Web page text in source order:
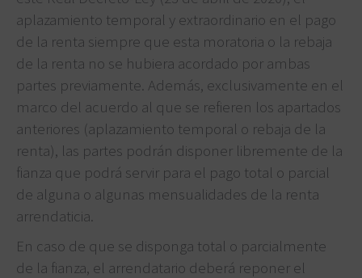
aplazamiento temporal y extraordinario en el pago
de la renta siempre que esta moratoria o la rebaja
de la renta no se hubiera acordado por ambas
partes previamente. Además, exclusivamente en el
marco del acuerdo al que se refieren los apartados
anteriores (aplazamiento temporal o rebaja de la
renta), las partes podrán disponer libremente de la
fianza que podrá servir para el pago total o parcial
de alguna o algunas mensualidades de la renta
arrendaticia.
En caso de que se disponga total o parcialmente
de la fianza, el arrendatario deberá reponer el